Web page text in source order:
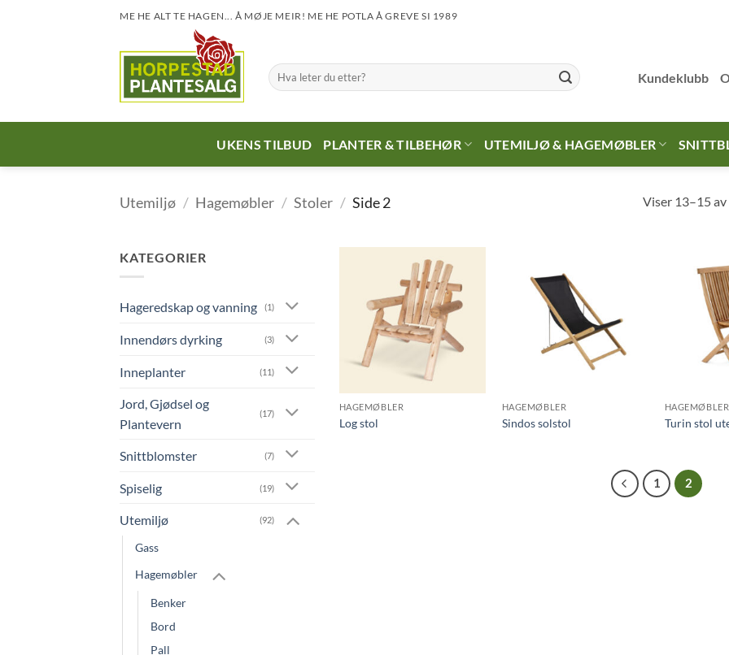
ME HE ALT TE HAGEN... Å MØJE MEIR! ME HE POTLA Å GREVE SI 1989
Søk
etter:
Kundeklubb
UKENS TILBUD PLANTER & TILBEHØR UTEMILJØ & HAGEMØBLER
Utemiljø / Hagemøbler / Stoler / Side 2 Viser 13–15
KATEGORIER
Hageredskap og vanning (1)
Innendørs dyrking (3)
Inneplanter (11)
Jord, Gjødsel og
Plantevern
(17)
Snittblomster (7)
Spiselig (19)
Utemiljø (92)
Gass
Hagemøbler
Benker
Bord
Pall
HAGEMØBLER
Log stol
HAGEMØBLER
Sindos solstol
HAGEMØBLER
Turin stol
1 2